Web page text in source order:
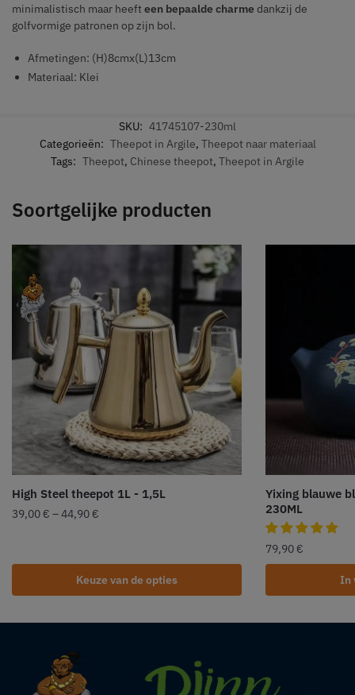
minimalistisch maar heefteen bepaalde charmedankzij de
golfvormige patronen op zijn bol.
Afmetingen: (H)8cmx(L)13cm
Materiaal: Klei
SKU: 41745107-230ml
Categorieën: Theepot in Argile, Theepot naar materiaal
Tags: Theepot, Chinese theepot, Theepot in Argile
Soortgelijke producten
High Steel theepot 1L - 1,5L
39,00 € –44,90 €
Keuze van de opties
Yixing blauwe
230ML
79,90 €
In